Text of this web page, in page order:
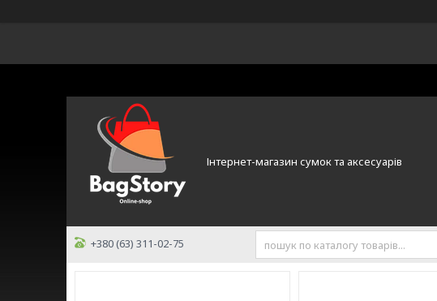
Інтернет-магазин сумок та аксесуарів
+380 (63) 311-02-75